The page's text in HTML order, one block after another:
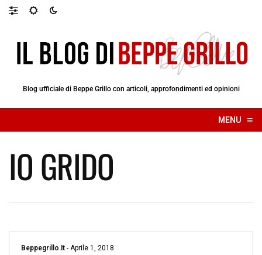
Blog ufficiale di Beppe Grillo con articoli, approfondimenti ed opinioni
MENU ≡
☰
IO GRIDO
Beppegrillo.it - Aprile 1, 2018